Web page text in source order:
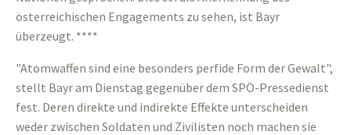
österreichischen Engagements zu sehen, ist Bayr
überzeugt. ****
"Atomwaffen sind eine besonders perfide Form der Gewalt",
stellt Bayr am Dienstag gegenüber dem SPÖ-Pressedienst
fest. Deren direkte und indirekte Effekte unterscheiden
weder zwischen Soldaten und Zivilisten noch machen sie